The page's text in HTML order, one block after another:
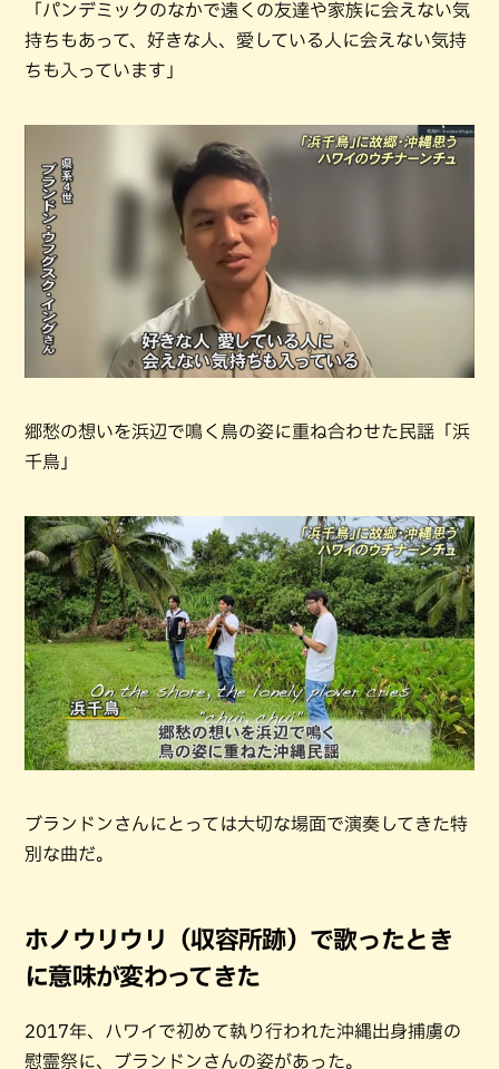
「パンデミックのなかで遠くの友達や家族に会えない気
持ちもあって、好きな人、愛している人に会えない気持
ちも入っています」
郷愁の想いを浜辺で鳴く鳥の姿に重ね合わせた民謡「浜
千鳥」
ブランドンさんにとっては大切な場面で演奏してきた特
別な曲だ。
ホノウリウリ（収容所跡）で歌ったとき
に意味が変わってきた
2017年、ハワイで初めて執り行われた沖縄出身捕虜の
慰霊祭に、ブランドンさんの姿があった。